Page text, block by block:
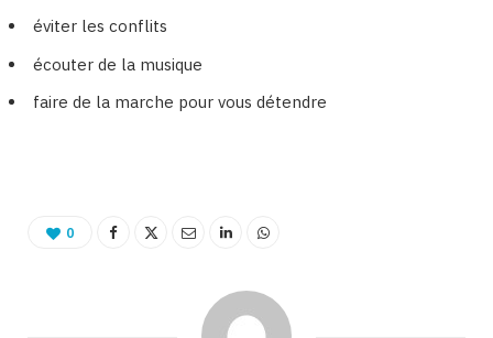
éviter les conflits
écouter de la musique
faire de la marche pour vous détendre
0